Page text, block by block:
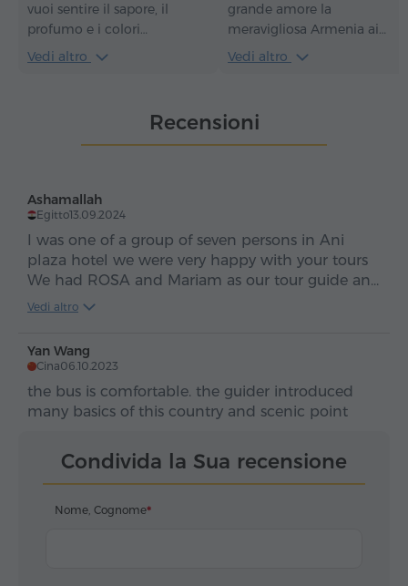
vuoi sentire il sapore, il
profumo e i colori
dell'Armenia e innamorarti
sono sicura che anche tu
vorrai tornare di nuovo.
Vedi altro
grande amore la
meravigliosa Armenia ai
visitatori. Per me ogni
l'anima, aiutandovi a sentire
la sua storia, la sua cultura e
il possibile affinché il vostro
viaggio sia caloroso,
autentico e indimenticabile.
Vedi altro
Recensioni
Ashamallah
Egitto13.09.2024
I was one of a group of seven persons in Ani
plaza hotel we were very happy with your tours
We had ROSA and Mariam as our tour guide and
they were super to show us all the places in our
Vedi altro
Yan Wang
Cina06.10.2023
the bus is comfortable. the guider introduced
many basics of this country and scenic point
Condivida la Sua recensione
Nome, Cognome